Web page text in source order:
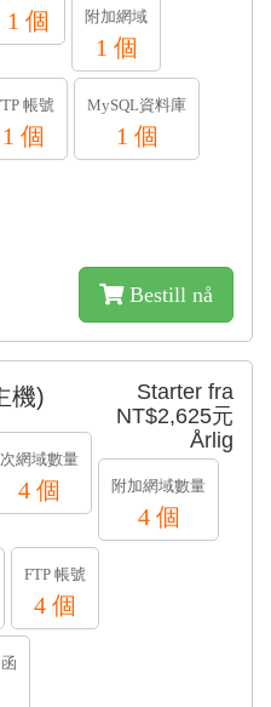
1 個 附加網域
1 個
帳號
1 個
MySQL資料庫
1 個
Bestill nå
Starter fra
NT$2,625元
Årlig
機)
次網域數量
4 個 附加網域數量
4 個
FTP 帳號
4 個